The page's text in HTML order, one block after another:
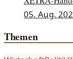
05. Aug.
Themen